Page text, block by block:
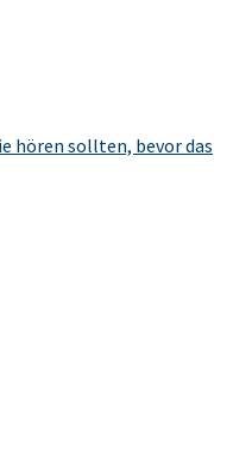
hören sollten, bevor das